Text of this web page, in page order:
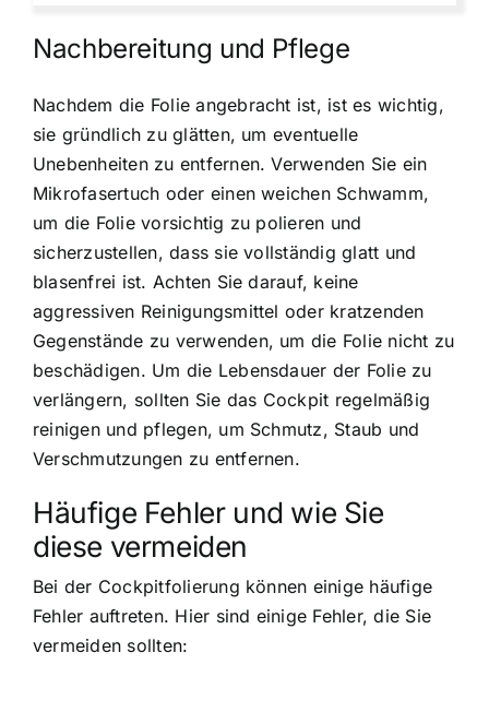
Nachbereitung und Pflege
Nachdem die Folie angebracht ist, ist es wichtig,
sie gründlich zu glätten, um eventuelle
Unebenheiten zu entfernen. Verwenden Sie ein
Mikrofasertuch oder einen weichen Schwamm,
um die Folie vorsichtig zu polieren und
sicherzustellen, dass sie vollständig glatt und
blasenfrei ist. Achten Sie darauf, keine
aggressiven Reinigungsmittel oder kratzenden
Gegenstände zu verwenden, um die Folie nicht zu
beschädigen. Um die Lebensdauer der Folie zu
verlängern, sollten Sie das Cockpit regelmäßig
reinigen und pflegen, um Schmutz, Staub und
Verschmutzungen zu entfernen.
Häufige Fehler und wie Sie
diese vermeiden
Bei der Cockpitfolierung können einige häufige
Fehler auftreten. Hier sind einige Fehler, die Sie
vermeiden sollten: